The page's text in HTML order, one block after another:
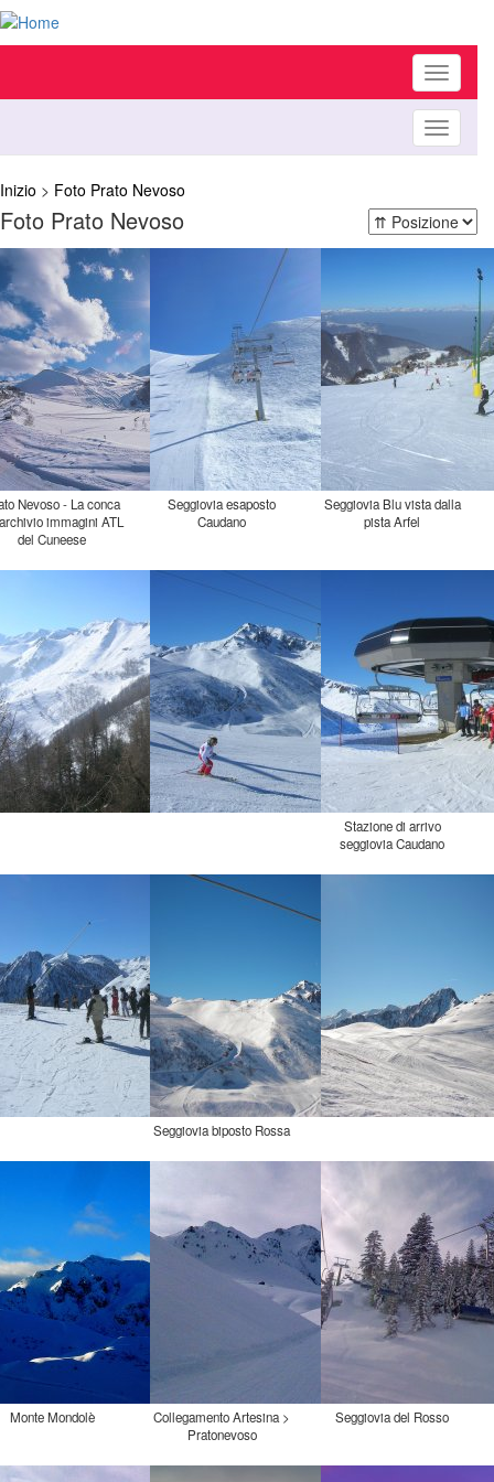
Toggle
Toggle
Inizio > Foto Prato Nevoso
Foto Prato Nevoso
Nevoso - La conca
immagini ATL
del Cuneese
Seggiovia esaposto
Caudano
Seggiovia Blu vista dalla
pista Arfel
Stazione di arrivo
seggiovia Caudano
Seggiovia biposto Rossa
Monte Mondolè
Collegamento Artesina >
Pratonevoso
Seggiovia del Rosso